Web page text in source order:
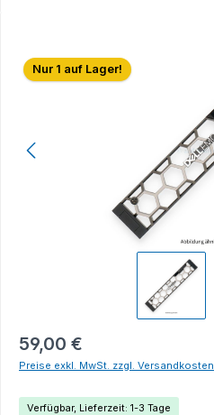
Bildergalerie überspringen
Nur 1 auf Lager!
59,00 €
Preise exkl. MwSt. zzgl. Versandkosten
Verfügbar, Lieferzeit: 1-3 Tage